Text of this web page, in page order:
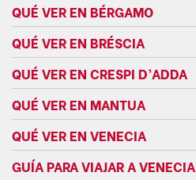
QUÉ VER EN BÉRGAMO
QUÉ VER EN BRÉSCIA
QUÉ VER EN CRESPI D’ADDA
QUÉ VER EN MANTUA
QUÉ VER EN VENECIA
GUÍA PARA VIAJAR A VENECIA